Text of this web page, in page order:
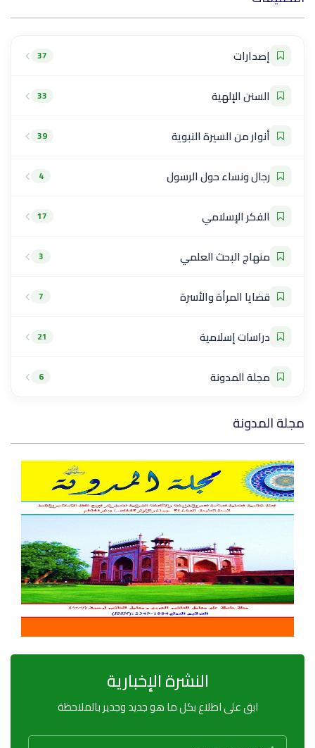
إصدارات 37
السنن الإلهية 33
أنوار من السيرة النبوية 39
رجال ونساء حول الرسول 4
الفكر الإسلامي 17
منهاج البحث العلمي 3
قضايا المرأة والأسرة 7
دراسات إسلامية 21
مجلة المدونة 6
مجلة المدونة
النشرة الإخبارية
ابق على اطلاع بكل ما هو جديد وجدير بالملاحظة